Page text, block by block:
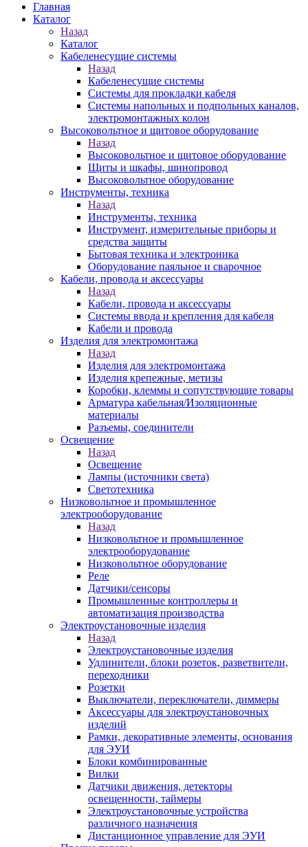
Главная
Каталог
Назад
Каталог
Кабеленесущие системы
Назад
Кабеленесущие системы
Системы для прокладки кабеля
Системы напольных и подпольных каналов,
электромонтажных колон
Высоковольтное и щитовое оборудование
Назад
Высоковольтное и щитовое оборудование
Щиты и шкафы, шинопровод
Высоковольтное оборудование
Инструменты, техника
Назад
Инструменты, техника
Инструмент, измерительные приборы и
средства защиты
Бытовая техника и электроника
Оборудование паяльное и сварочное
Кабели, провода и аксессуары
Назад
Кабели, провода и аксессуары
Системы ввода и крепления для кабеля
Кабели и провода
Изделия для электромонтажа
Назад
Изделия для электромонтажа
Изделия крепежные, метизы
Коробки, клеммы и сопутствующие товары
Арматура кабельная/Изоляционные
материалы
Разъемы, соединители
Освещение
Назад
Освещение
Лампы (источники света)
Светотехника
Низковольтное и промышленное
электрооборудование
Назад
Низковольтное и промышленное
электрооборудование
Низковольтное оборудование
Реле
Датчики/сенсоры
Промышленные контроллеры и
автоматизация производства
Электроустановочные изделия
Назад
Электроустановочные изделия
Удлинители, блоки розеток, разветвители,
переходники
Розетки
Выключатели, переключатели, диммеры
Аксессуары для электроустановочных
изделий
Рамки, декоративные элементы, основания
для ЭУИ
Блоки комбинированные
Вилки
Датчики движения, детекторы
освещенности, таймеры
Электроустановочные устройства
различного назначения
Дистанционное управление для ЭУИ